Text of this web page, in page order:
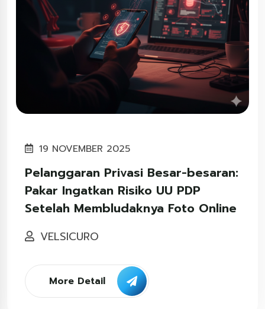
19 NOVEMBER 2025
Pelanggaran Privasi Besar-besaran:
Pakar Ingatkan Risiko UU PDP
Setelah Membludaknya Foto Online
VELSICURO
More Detail